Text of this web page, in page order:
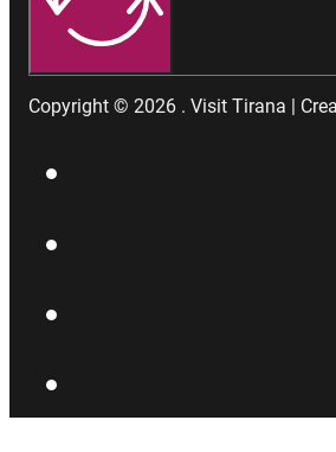
Copyright © 2026 . Visit Tirana |